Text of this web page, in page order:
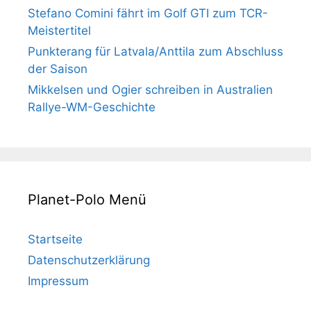
Stefano Comini fährt im Golf GTI zum TCR-
Meistertitel
Punkterang für Latvala/Anttila zum Abschluss
der Saison
Mikkelsen und Ogier schreiben in Australien
Rallye-WM-Geschichte
Planet-Polo Menü
Startseite
Datenschutzerklärung
Impressum